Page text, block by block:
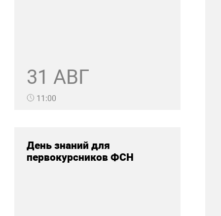
31 АВГ
11:00
День знаний для
первокурсников ФСН